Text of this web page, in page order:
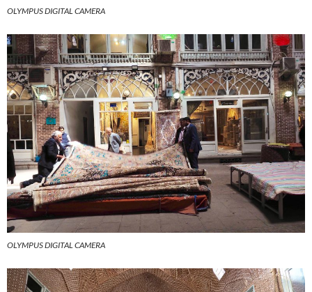
OLYMPUS DIGITAL CAMERA
OLYMPUS DIGITAL CAMERA